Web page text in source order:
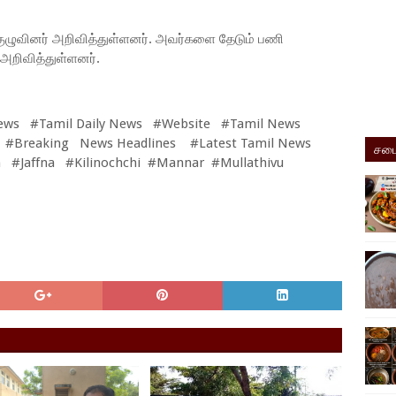
அறிவித்துள்ளனர். அவர்களை தேடும் பணி
அறிவித்துள்ளனர்.
#Tamil Daily News #Website #Tamil News
News Headlines #Latest Tamil News
#Kilinochchi #Mannar #Mullathivu